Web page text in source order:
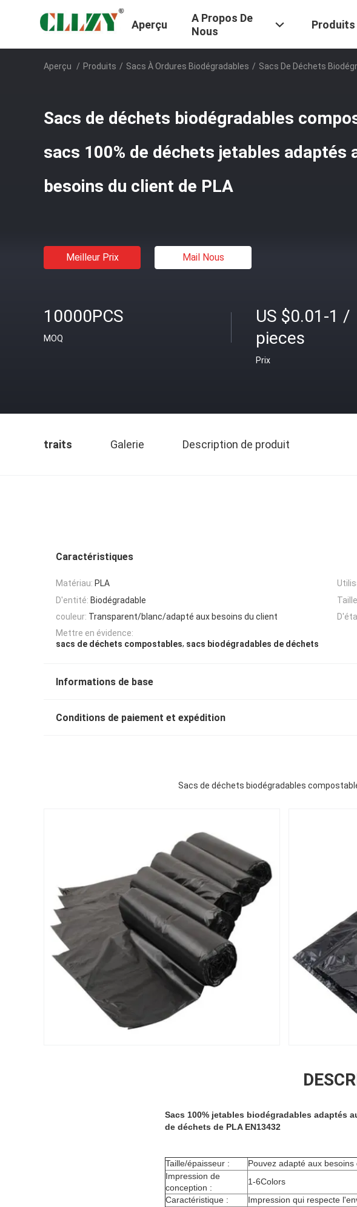
Aperçu
A Propos De
Nous
Produits
Aperçu / Produits / Sacs À Ordures Biodégradables / Sacs De Déchets
Sacs de déchets biodégradables
sacs 100% de déchets jetables adaptés
besoins du client de PLA
Meilleur Prix Mail Nous
10000PCS
MOQ
US $0.01-1 /
pieces
Prix
traits Galerie Description de produit
Caractéristiques
Matériau: PLA
D'entité: Biodégradable
couleur: Transparent/blanc/adapté aux besoins du client
Mettre en évidence:
sacs de déchets compostables, sacs biodégradables de déchets
Informations de base
Conditions de paiement et expédition
Sacs de déchets biodégradables
Sacs 100% jetables biodégradables adaptés
de déchets de PLA EN13432
Taille/épaisseur :
Pouvez adapté aux besoins
Impression de
conception :
1-6Colors
Caractéristique :
Impression qui respecte